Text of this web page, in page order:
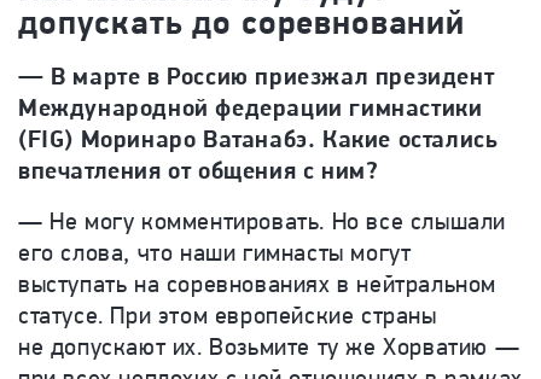
допускать до соревнований
— В марте в Россию приезжал президент
Международной федерации гимнастики
(FIG) Моринаро Ватанабэ. Какие остались
впечатления от общения с ним?
— Не могу комментировать. Но все слышали
его слова, что наши гимнасты могут
выступать на соревнованиях в нейтральном
статусе. При этом европейские страны
не допускают их. Возьмите ту же Хорватию —